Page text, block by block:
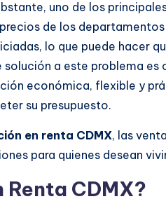
uno de los
de los
lo que puede hacer
a este problema es
económica, flexible y
su presupuesto.
en renta CDMX, las
para quienes desean
Renta CDMX?